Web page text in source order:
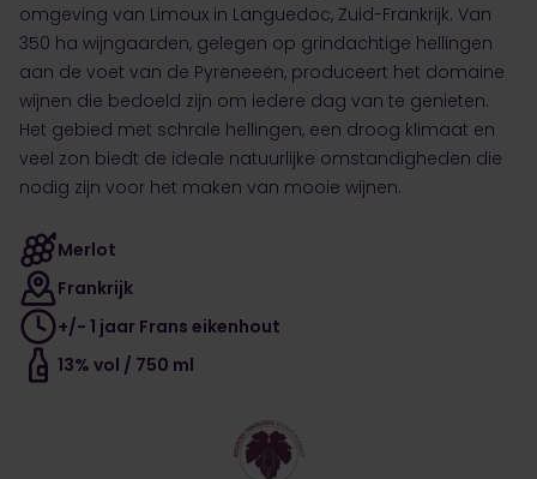
omgeving van Limoux in Languedoc, Zuid-Frankrijk. Van
350 ha wijngaarden, gelegen op grindachtige hellingen
aan de voet van de Pyreneeën, produceert het domaine
wijnen die bedoeld zijn om iedere dag van te genieten.
Het gebied met schrale hellingen, een droog klimaat en
veel zon biedt de ideale natuurlijke omstandigheden die
nodig zijn voor het maken van mooie wijnen.
Merlot
Frankrijk
+/- 1 jaar Frans eikenhout
13% vol / 750 ml